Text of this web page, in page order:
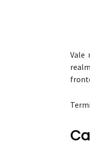
Vale